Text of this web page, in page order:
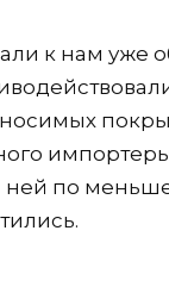
к нам уже
ней по